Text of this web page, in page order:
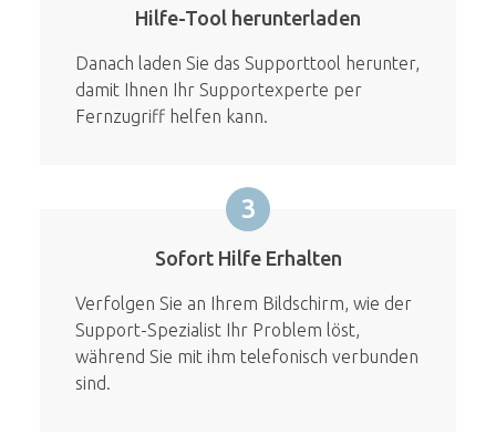
Hilfe-Tool herunterladen
Danach laden Sie das Supporttool herunter,
damit Ihnen Ihr Supportexperte per
Fernzugriff helfen kann.
3
Sofort Hilfe Erhalten
Verfolgen Sie an Ihrem Bildschirm, wie der
Support-Spezialist Ihr Problem löst,
während Sie mit ihm telefonisch verbunden
sind.